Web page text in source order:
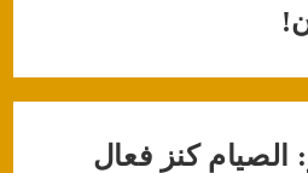
الصيام كنز فعال